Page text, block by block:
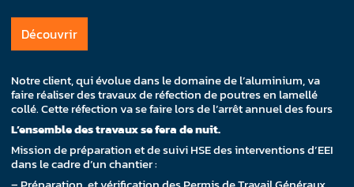
Découvrir
Notre client, qui évolue dans le domaine de l’aluminium, va
faire réaliser des travaux de réfection de poutres en lamellé
collé. Cette réfection va se faire lors de l’arrêt annuel des fours
L’ensemble des travaux se fera de nuit.
Mission de préparation et de suivi HSE des interventions d’EEI
dans le cadre d’un chantier :